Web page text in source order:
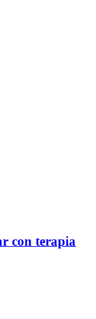
con terapia